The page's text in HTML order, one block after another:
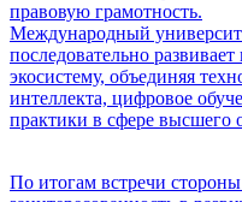
правовую грамотность.
Международный
последовательно
экосистему, объединяя
интеллекта, цифровое
практики в сфере высшего
По итогам встречи